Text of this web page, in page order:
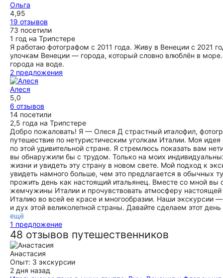
Ольга
4,95
19 отзывов
73 посетили
1 год на Трипстере
Я работаю фотографом с 2011 года. Живу в Венеции с 2021
улочкам Венеции — города, который словно влюблён в море.
города на воде.
2 предложения
Алеся
5,0
6 отзывов
14 посетили
2,5 года на Трипстере
Добро пожаловать! Я — Олеся Д страстный италофил,
путешествие по нетуристическим уголкам Италии. Моя
по этой удивительной стране. Я стремлюсь показать вам
вы обнаружили бы с трудом. Только на моих
жизни и увидеть эту страну в новом свете. Мой подход к
увидеть намного больше, чем это предлагается в
прожить день как настоящий итальянец. Вместе со мной
жемчужины Италии и прочувствовать атмосферу
Италию во всей ее красе и многообразии. Наши экскурсии
и дух этой великолепной страны. Давайте сделаем этот
ещё
1 предложение
48 отзывов путешественников
Анастасия
Опыт: 3 экскурсии
2 дня назад